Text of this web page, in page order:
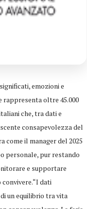
emozioni e
rappresenta oltre 45.000
che, tra dati e
consapevolezza del
il manager del 2025
personale, pur restando
e supportare
dati
un equilibrio tra vita